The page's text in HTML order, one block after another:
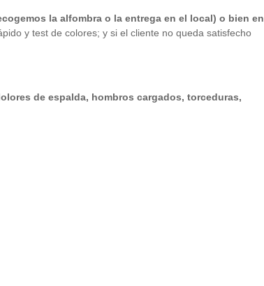
la alfombra o la entrega en el local) o bien en
y test de colores; y si el cliente no queda satisfecho
de espalda, hombros cargados, torceduras,